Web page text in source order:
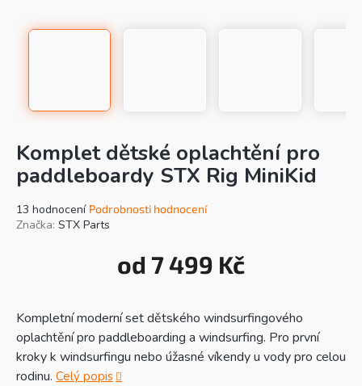
Komplet dětské oplachtění pro
paddleboardy STX Rig MiniKid
Průměrné
hodnocení
hvězdiček.
13 hodnocení Podrobnosti hodnocení
Značka: STX Parts
od 7 499 Kč
Kompletní moderní set dětského windsurfingového
oplachtění pro paddleboarding a windsurfing. Pro první
kroky k windsurfingu nebo úžasné víkendy u vody pro celou
rodinu. Celý popis